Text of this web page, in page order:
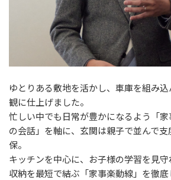
ゆとりある敷地を活かし、車庫を組み
観に仕上げました。
忙しい中でも日常が豊かになるよう「
の会話」を軸に、玄関は親子で並んで
保。
キッチンを中心に、お子様の学習を見守
収納を最短で結ぶ「家事楽動線」を徹底